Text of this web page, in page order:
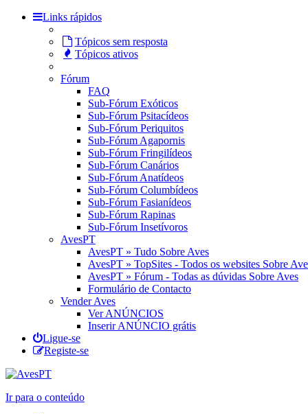
Links rápidos
Tópicos sem resposta
Tópicos ativos
Fórum
FAQ
Sub-Fórum Exóticos
Sub-Fórum Psitacídeos
Sub-Fórum Periquitos
Sub-Fórum Agapornis
Sub-Fórum Fringilídeos
Sub-Fórum Canários
Sub-Fórum Anatídeos
Sub-Fórum Columbídeos
Sub-Fórum Fasianídeos
Sub-Fórum Rapinas
Sub-Fórum Insetívoros
AvesPT
AvesPT » Tudo Sobre Aves
AvesPT » TopSites - Todos os websites Sobre
AvesPT » Fórum - Todas as dúvidas Sobre Aves
Formulário de Contacto
Vender Aves
Ver ANÚNCIOS
Inserir ANÚNCIO grátis
Ligue-se
Registe-se
Ir para o conteúdo